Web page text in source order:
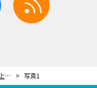
“優しすぎる上司”井浦新の苦労に共感「感情移入した」 無能な新人をベタ褒め、退勤後も電話で部下対応…＜無能の鷹＞ 写真1